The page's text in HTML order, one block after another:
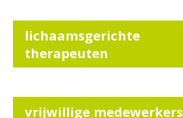
lichaamsgerichte
therapeuten
vrijwillige medewerkers